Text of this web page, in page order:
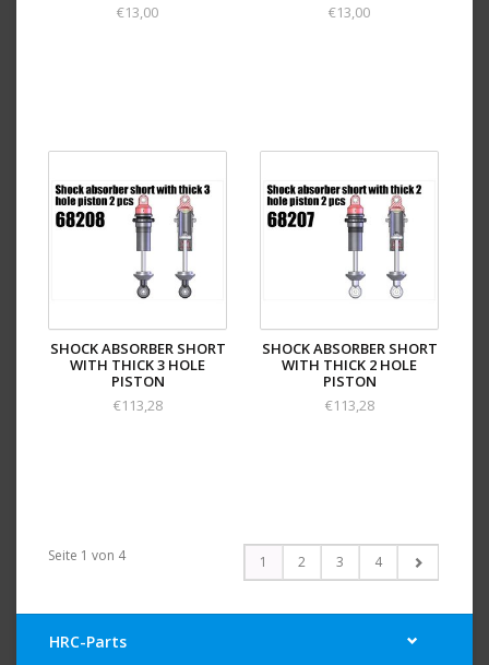
€13,00
€13,00
SHOCK ABSORBER SHORT
WITH THICK 3 HOLE
PISTON
€113,28
SHOCK ABSORBER SHORT
WITH THICK 2 HOLE
PISTON
€113,28
Seite 1 von 4 1 2 3 4
HRC-Parts